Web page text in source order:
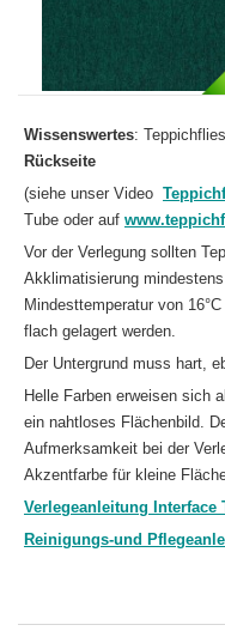
Wissenswertes:
Rückseite
(siehe unser Video
Tube oder auf
Vor der Verlegung sollten
Akklimatisierung
Mindesttemperatur von
flach gelagert werden.
Der Untergrund muss hart,
Helle Farben erweisen sich
ein nahtloses Flächenbild.
Aufmerksamkeit bei der
Akzentfarbe für kleine
Verlegeanleitung Interface
Reinigungs-und